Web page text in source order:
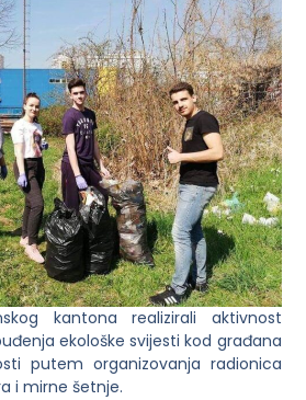
kantona realizirali aktivnost
ekološke svijesti kod građana
putem organizovanja radionica
i mirne šetnje.